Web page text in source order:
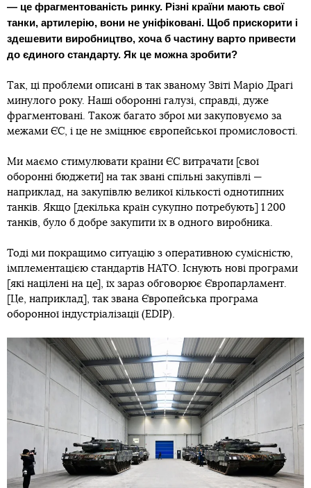
― це фрагментованість ринку. Різні країни мають свої
танки, артилерію, вони не уніфіковані. Щоб прискорити і
здешевити виробництво, хоча б частину варто привести
до єдиного стандарту. Як це можна зробити?
Так, ці проблеми описані в так званому Звіті Маріо Драгі
минулого року. Наші оборонні галузі, справді, дуже
фрагментовані. Також багато зброї ми закуповуємо за
межами ЄС, і це не зміцнює європейської промисловості.
Ми маємо стимулювати країни ЄС витрачати [свої
оборонні бюджети] на так звані спільні закупівлі —
наприклад, на закупівлю великої кількості однотипних
танків. Якщо [декілька країн сукупно потребують] 1 200
танків, було б добре закупити їх в одного виробника.
Тоді ми покращимо ситуацію з оперативною сумісністю,
імплементацією стандартів НАТО. Існують нові програми
[які націлені на це], їх зараз обговорює Європарламент.
[Це, наприклад], так звана Європейська програма
оборонної індустріалізації (EDIP).